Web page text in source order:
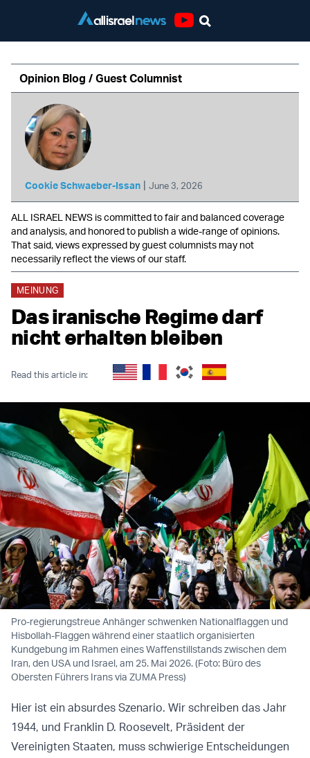
Opinion Blog / Guest Columnist
Cookie Schwaeber-Issan | June 3, 2026
ALL ISRAEL NEWS is committed to fair and balanced coverage
and analysis, and honored to publish a wide-range of opinions.
That said, views expressed by guest columnists may not
necessarily reflect the views of our staff.
MEINUNG
Das iranische Regime darf
nicht erhalten bleiben
Read this article in:
Pro-regierungstreue Anhänger schwenken Nationalflaggen und
Hisbollah-Flaggen während einer staatlich organisierten
Kundgebung im Rahmen eines Waffenstillstands zwischen dem
Iran, den USA und Israel, am 25. Mai 2026. (Foto: Büro des
Obersten Führers Irans via ZUMA Press)
Hier ist ein absurdes Szenario. Wir schreiben das Jahr
1944, und Franklin D. Roosevelt, Präsident der
Vereinigten Staaten, muss schwierige Entscheidungen